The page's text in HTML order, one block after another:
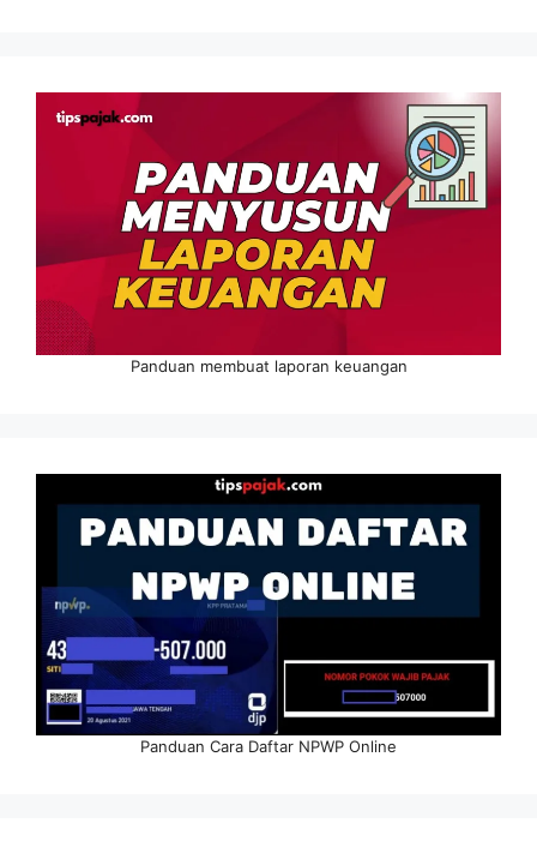
Panduan membuat laporan keuangan
Panduan Cara Daftar NPWP Online